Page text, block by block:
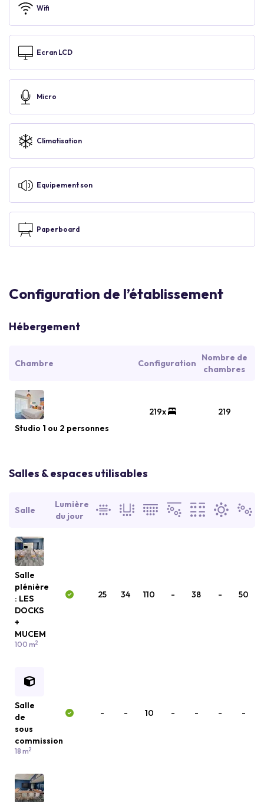
Wifi
Ecran LCD
Micro
Climatisation
Equipement son
Paperboard
Configuration de l’établissement
Hébergement
Chambre Configuration
Nombre de
chambres
Studio 1 ou 2 personnes
219x 219
Salles & espaces utilisables
Salle
Lumière
du jour
Salle
plénière
: LES
DOCKS
+
MUCEM
100 m2
25 34 110 - 38 - 50
Salle
de
sous
commission
18 m2
- - 10 - - - -